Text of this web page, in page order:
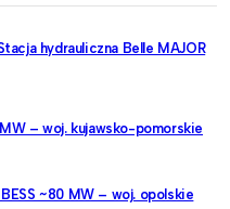
hydrauliczna Belle MAJOR
– woj. kujawsko-pomorskie
~80 MW – woj. opolskie